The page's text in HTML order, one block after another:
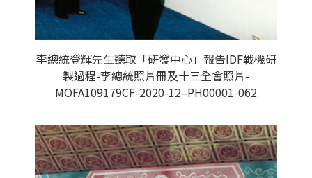
李總統登輝先生聽取「研發中心」報告IDF戰機研
製過程-李總統照片冊及十三全會照片-
MOFA109179CF-2020-12–PH00001-062